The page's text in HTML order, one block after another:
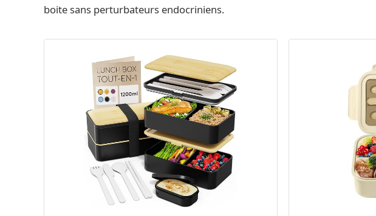
boite sans perturbateurs endocriniens.